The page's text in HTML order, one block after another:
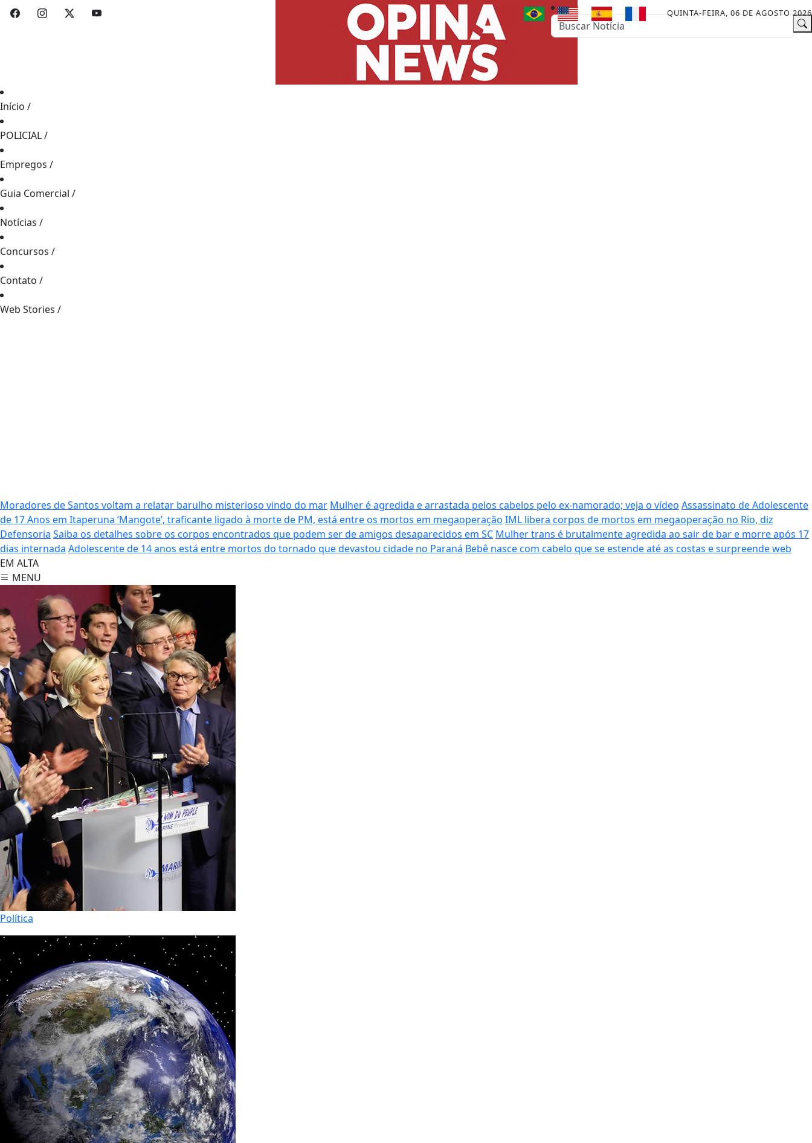
QUINTA-FEIRA, 06 DE AGOSTO 2026
Início /
POLICIAL/
Empregos /
Guia Comercial /
Notícias /
Concursos /
Contato /
Web Stories /
Moradores de Santos voltam a relatar barulho misterioso vindo do mar Mulher é agredida e arrastada pelos cabelos pelo ex-namorado; veja o vídeo Assassinato de Adolescente
de 17 Anos em Itaperuna ‘Mangote’, traficante ligado à morte de PM, está entre os mortos em megaoperação IML libera corpos de mortos em megaoperação no Rio, diz
Defensoria Saiba os detalhes sobre os corpos encontrados que podem ser de amigos desaparecidos em SC Mulher trans é brutalmente agredida ao sair de bar e morre após 17
dias internada Adolescente de 14 anos está entre mortos do tornado que devastou cidade no Paraná Bebê nasce com cabelo que se estende até as costas e surpreende web
EM ALTA
MENU
Política